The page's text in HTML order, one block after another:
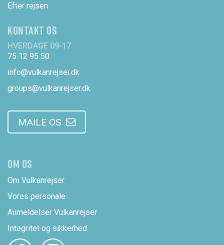
Efter rejsen
KONTAKT OS
HVERDAGE 09-17
75 12 95 50
info@vulkanrejser.dk
groups@vulkanrejser.dk
MAILE OS
OM OS
Om Vulkanrejser
Vores personale
Anmeldelser Vulkanrejser
Integritet og sikkerhed